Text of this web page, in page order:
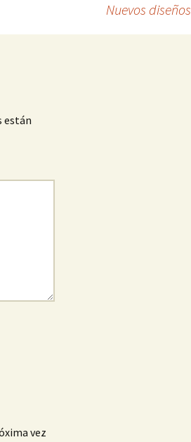
Nuevos diseños
están
vez